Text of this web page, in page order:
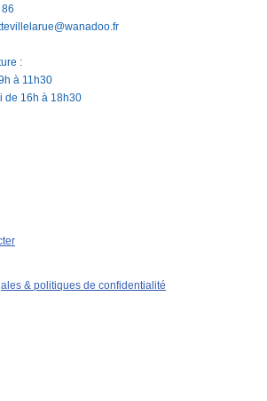
:
à 11h30
de 16h à 18h30
& politiques de confidentialité